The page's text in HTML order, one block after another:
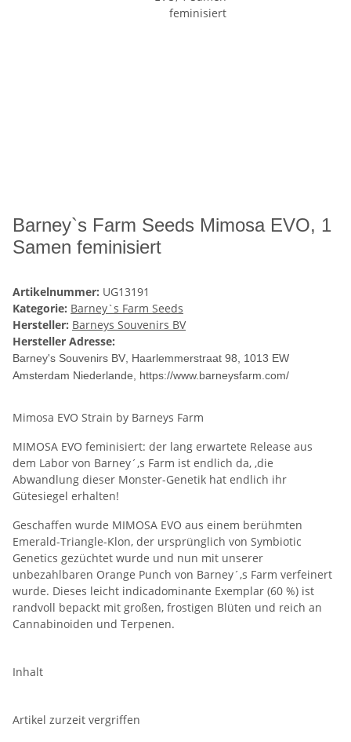
Barney`s Farm Seeds Mimosa EVO, 1
Samen feminisiert
Artikelnummer: UG13191
Kategorie: Barney`s Farm Seeds
Hersteller: Barneys Souvenirs BV
Hersteller Adresse:
Barney's Souvenirs BV , Haarlemmerstraat 98, 1013 EW
Amsterdam Niederlande, https://www.barneysfarm.com/
Mimosa EVO Strain by Barneys Farm
MIMOSA EVO feminisiert: der lang erwartete Release aus
dem Labor von Barney´,s Farm ist endlich da, ,die
Abwandlung dieser Monster-Genetik hat endlich ihr
Gütesiegel erhalten!
Geschaffen wurde MIMOSA EVO aus einem berühmten
Emerald-Triangle-Klon, der ursprünglich von Symbiotic
Genetics gezüchtet wurde und nun mit unserer
unbezahlbaren Orange Punch von Barney´,s Farm verfeinert
wurde. Dieses leicht indicadominante Exemplar (60 %) ist
randvoll bepackt mit großen, frostigen Blüten und reich an
Cannabinoiden und Terpenen.
Inhalt
Artikel zurzeit vergriffen